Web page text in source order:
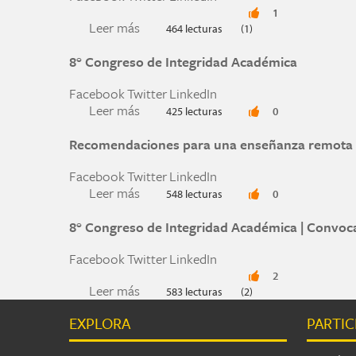
Leer más sobre 8° Congreso de Integridad
464 lecturas
1
(1)
8° Congreso de Integridad Académica
FacebookTwitterLinkedIn
Leer más sobre 8° Congreso de Integridad
425 lecturas 0
Recomendaciones para una enseñanza
FacebookTwitterLinkedIn
Leer más sobre Recomendaciones para una
548 lecturas 0
8° Congreso de Integridad Académica |
FacebookTwitterLinkedIn
Leer más sobre 8° Congreso de Integridad
583 lecturas
2
(2)
Páginas
EXPLORA